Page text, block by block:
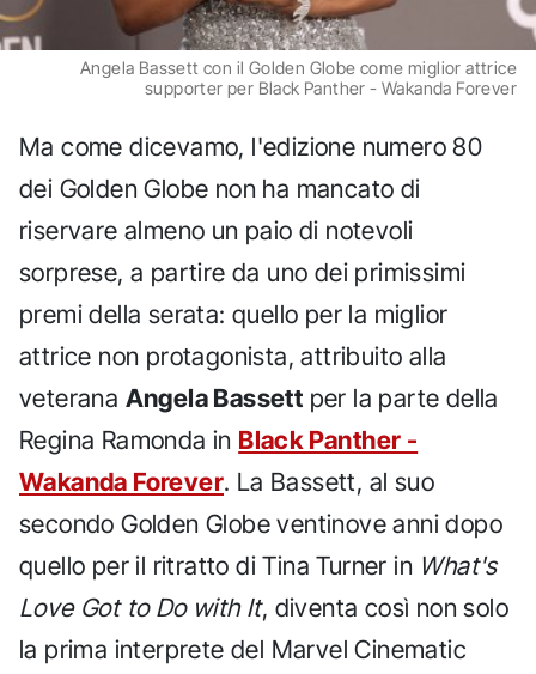
Angela Bassett con il Golden Globe come miglior attrice
supporter per Black Panther - Wakanda Forever
Ma come dicevamo, l'edizione numero 80
dei Golden Globe non ha mancato di
riservare almeno un paio di notevoli
sorprese, a partire da uno dei primissimi
premi della serata: quello per la miglior
attrice non protagonista, attribuito alla
veterana Angela Bassett per la parte della
Regina Ramonda in Black Panther -
Wakanda Forever. La Bassett, al suo
secondo Golden Globe ventinove anni dopo
quello per il ritratto di Tina Turner in What's
Love Got to Do with It, diventa così non solo
la prima interprete del Marvel Cinematic